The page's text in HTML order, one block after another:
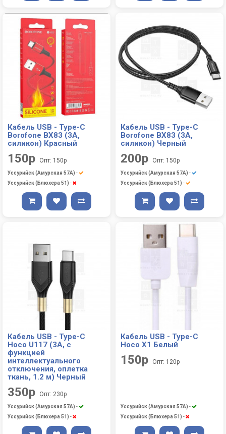
Кабель USB - Type-C
Borofone BX83 (3A,
силикон) Красный
150р Опт: 150р
Уссурийск (Амурская 57А) -
Уссурийск (Блюхера 51) -
Кабель USB - Type-C
Borofone BX83 (3A,
силикон) Черный
200р Опт: 150р
Уссурийск (Амурская 57А) -
Уссурийск (Блюхера 51) -
Кабель USB - Type-C
Hoco U117 (3A, с
функцией
интеллектуального
отключения, оплетка
ткань, 1.2 м) Черный
350р Опт: 230р
Уссурийск (Амурская 57А) -
Уссурийск (Блюхера 51) -
Кабель USB - Type-C
Hoco X1 Белый
150р Опт: 120р
Уссурийск (Амурская 57А) -
Уссурийск (Блюхера 51) -